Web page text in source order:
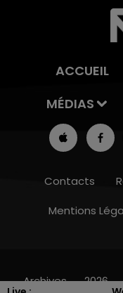
ACCUEIL
MÉDIAS
Contacts
Mentions
Archives 2026